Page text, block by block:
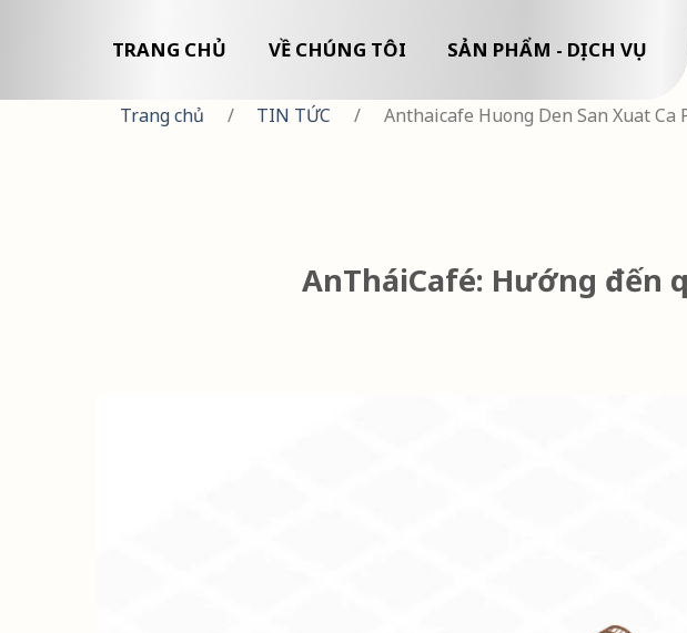
TRANG CHỦ VỀ CHÚNG TÔI SẢN PHẨM - DỊCH VỤ
Trang chủ / TIN TỨC / Anthaicafe Huong Den San Xuat
AnTháiCafé: Hướng đến